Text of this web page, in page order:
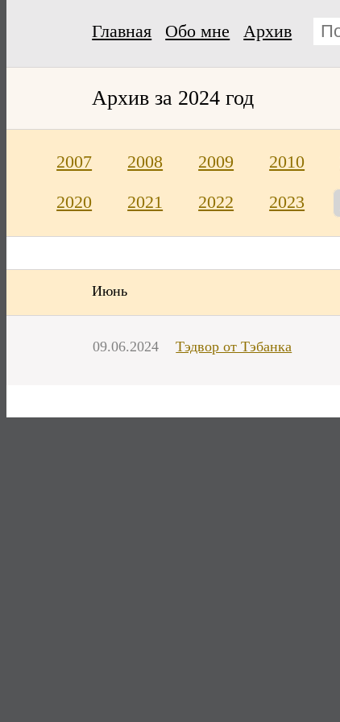
Главная Обо мне Архив
Архив за 2024 год
2007 2008 2009 2010
2020
2021 2022 2023
Июнь
09.06.2024 Tэдвор от Тэбанка